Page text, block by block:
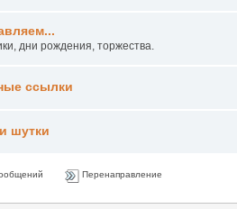
дни рождения, торжества.
ссылки
шутки
Перенаправление